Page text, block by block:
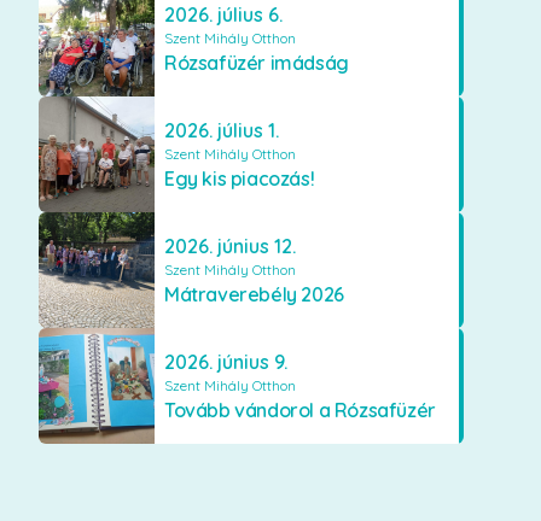
2026. július 6.
Szent Mihály Otthon
Rózsafüzér imádság
2026. július 1.
Szent Mihály Otthon
Egy kis piacozás!
2026. június 12.
Szent Mihály Otthon
Mátraverebély 2026
2026. június 9.
Szent Mihály Otthon
Tovább vándorol a Rózsafüzér